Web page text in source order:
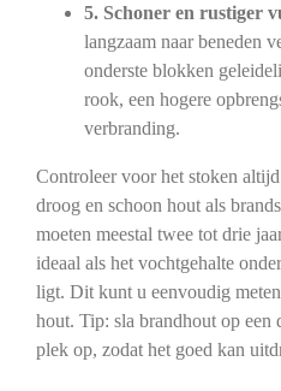
5. Schoner en rustiger
langzaam naar beneden
onderste blokken
rook, een hogere
verbranding.
Controleer voor het stoken
droog en schoon hout als
moeten meestal twee tot drie
ideaal als het vochtgehalte
ligt. Dit kunt u eenvoudig
hout. Tip: sla brandhout op een
plek op, zodat het goed kan